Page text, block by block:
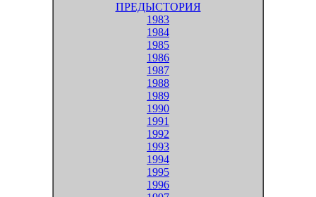
ПРЕДЫСТОРИЯ
1983
1984
1985
1986
1987
1988
1989
1990
1991
1992
1993
1994
1995
1996